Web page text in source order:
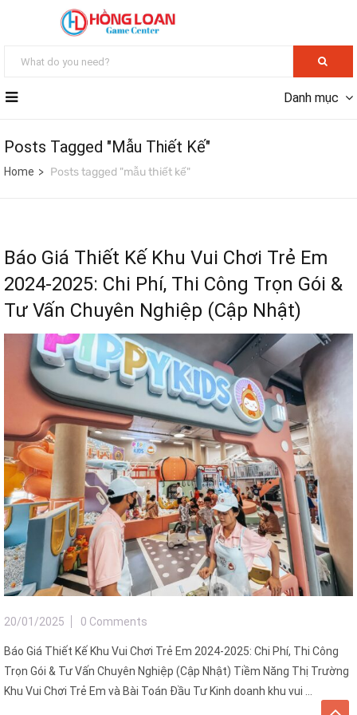
Danh mục
Posts Tagged "mẫu Thiết Kế"
Home Posts tagged "mẫu thiết kế"
Báo Giá Thiết Kế Khu Vui Chơi Trẻ Em
2024-2025: Chi Phí, Thi Công Trọn Gói &
Tư Vấn Chuyên Nghiệp (Cập Nhật)
20/01/2025 0 Comments
Báo Giá Thiết Kế Khu Vui Chơi Trẻ Em 2024-2025: Chi Phí, Thi Công
Trọn Gói & Tư Vấn Chuyên Nghiệp (Cập Nhật) Tiềm Năng Thị Trường
Khu Vui Chơi Trẻ Em và Bài Toán Đầu Tư Kinh doanh khu vui ...